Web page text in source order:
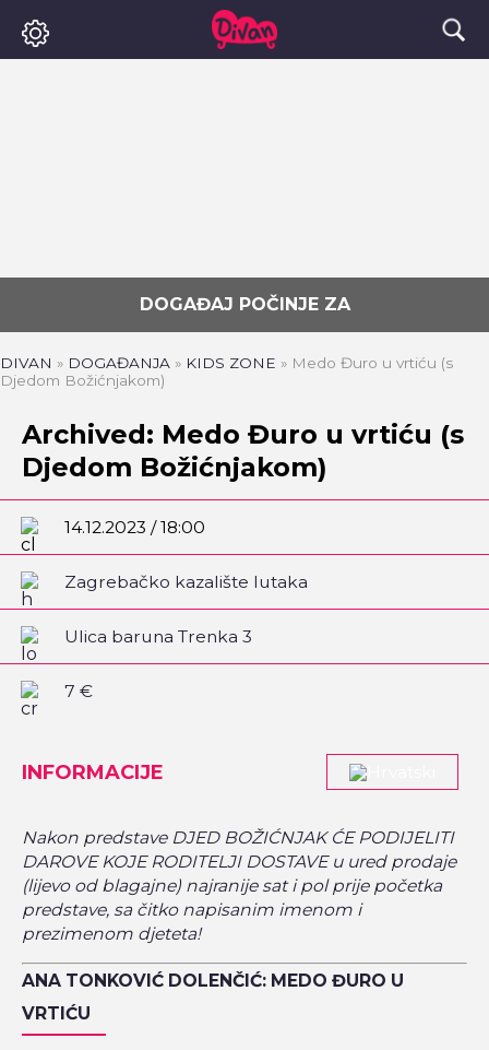
DOGAĐAJ POČINJE ZA
DIVAN » DOGAĐANJA » KIDS ZONE » Medo Đuro u vrtiću (s
Djedom Božićnjakom)
Archived: Medo Đuro u vrtiću (s
Djedom Božićnjakom)
14.12.2023 / 18:00
Zagrebačko kazalište lutaka
Ulica baruna Trenka 3
7 €
INFORMACIJE
Nakon predstave DJED BOŽIĆNJAK ĆE PODIJELITI
DAROVE KOJE RODITELJI DOSTAVE u ured prodaje
(lijevo od blagajne) najranije sat i pol prije početka
predstave, sa čitko napisanim imenom i
prezimenom djeteta!
ANA TONKOVIĆ DOLENČIĆ: MEDO ĐURO U
VRTIĆU